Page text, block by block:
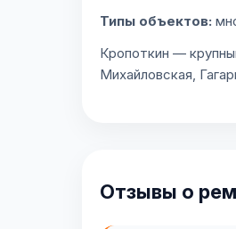
Типы объектов:
Кропоткин —
Михайловская,
Отзывы о